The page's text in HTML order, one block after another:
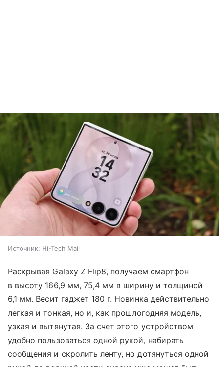
Источник: Hi-Tech Mail
Раскрывая Galaxy Z Flip8, получаем смартфон
в высоту 166,9 мм, 75,4 мм в ширину и толщиной
6,1 мм. Весит гаджет 180 г. Новинка действительно
легкая и тонкая, но и, как прошлогодняя модель,
узкая и вытянутая. За счет этого устройством
удобно пользоваться одной рукой, набирать
сообщения и скролить ленту, но дотянуться одной